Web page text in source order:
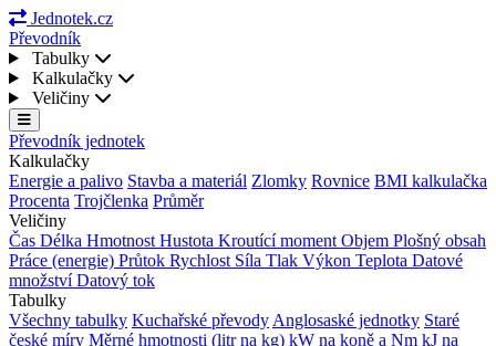
Jednotek.cz
Převodník
Tabulky
Kalkulačky
Veličiny
Převodník jednotek
Kalkulačky
Energie a palivo Stavba a materiál Zlomky Rovnice BMI kalkulačka
Procenta Trojčlenka Průměr
Veličiny
Čas Délka Hmotnost Hustota Kroutící moment Objem Plošný obsah
Práce (energie) Průtok Rychlost Síla Tlak Výkon Teplota Datové
množstvíDatový tok
Tabulky
Všechny tabulky Kuchařské převody Anglosaské jednotky Staré
české míry Měrné hmotnosti (litr na kg) kW na koně a Nm kJ na